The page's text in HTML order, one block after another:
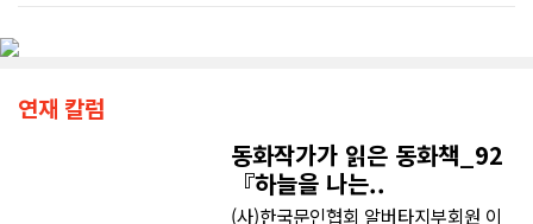
ROTC 문무회 회장, 유민주 문협회장
의 축사가 있었다. 김윤임 회장은 “이
책에는 사진과 시가 함께 담겨 있어 마
연재 칼럼
동화작가가 읽은 동화책_92
『하늘을 나는..
(사)한국문인협회 알버타지부회원 이